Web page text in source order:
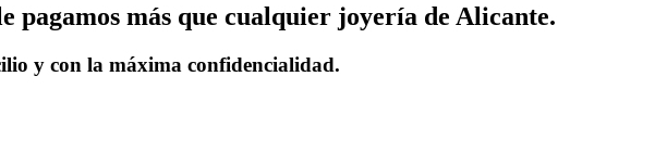
más que cualquier joyería de Alicante.
y con la máxima confidencialidad.